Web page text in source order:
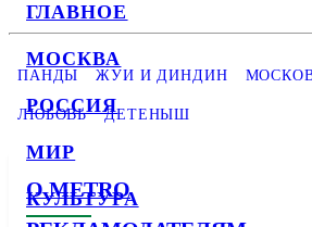
ГЛАВНОЕ
МОСКВА
РОССИЯ
МИР
КУЛЬТУРА
ПАНДЫ ЖУИ И ДИНДИН
ЛЮБОВЬ ДЕТЕНЫШ
О METRO